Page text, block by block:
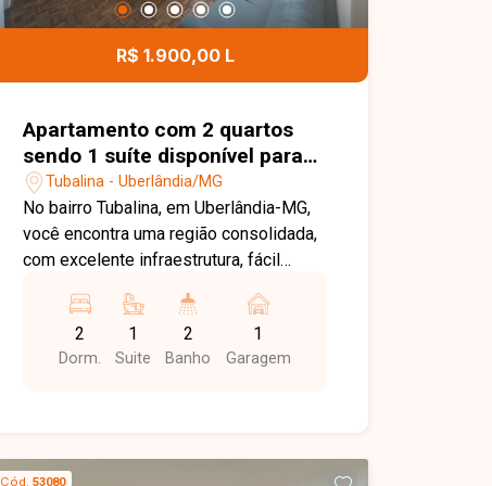
banheiro de serviço, quintal espaçoso e
proporcionando conforto e
proprietário avalia permuta por
apartamento. Entre em contato para
mais informações e agende uma visita
para conhecer esta excelente
oportunidade.
R$ 1.900,00 L
Apartamento com 2 quartos
sendo 1 suíte disponível para
locação no bairro Tubalina em
Uberlândia-MG
Tubalina - Uberlândia/MG
No bairro Tubalina, em Uberlândia-MG,
você encontra uma região consolidada,
com excelente infraestrutura, fácil
proximidade com supermercados,
escolas, farmácias e diversos
comércios, proporcionando praticidade
cozinha com armários, área de serviço,
2
Dorm.
1
Suite
2
Banho
1
Garagem
Cód. 53080